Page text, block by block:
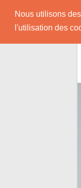
Nous utilisons
l'utilisation des